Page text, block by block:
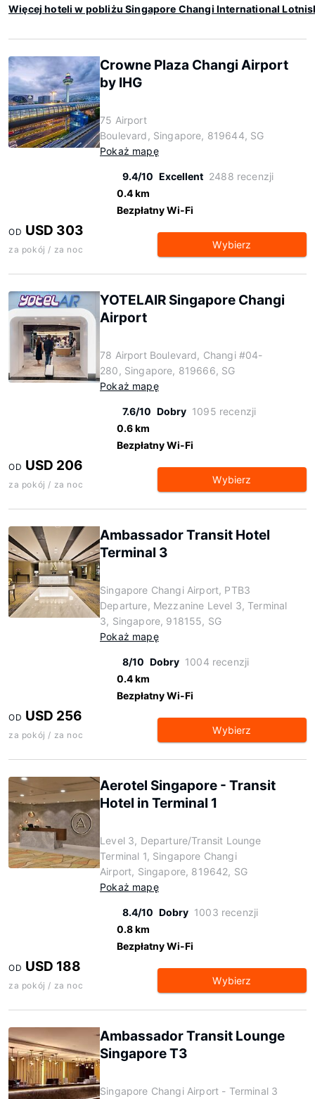
Więcej hoteli w pobliżu Singapore Changi International
Crowne Plaza Changi Airport
by IHG
75 Airport
Boulevard, Singapore, 819644, SG
Pokaż mapę
9.4/10 Excellent 2488 recenzji
0.4 km
Bezpłatny Wi-Fi
OD USD 303
za pokój / za noc Wybierz
YOTELAIR Singapore Changi
Airport
78 Airport Boulevard, Changi #04-
280, Singapore, 819666, SG
Pokaż mapę
7.6/10 Dobry 1095 recenzji
0.6 km
Bezpłatny Wi-Fi
OD USD 206
za pokój / za noc Wybierz
Ambassador Transit Hotel
Terminal 3
Singapore Changi Airport, PTB3
Departure, Mezzanine Level 3, Terminal
3, Singapore, 918155, SG
Pokaż mapę
8/10 Dobry 1004 recenzji
0.4 km
Bezpłatny Wi-Fi
OD USD 256
za pokój / za noc Wybierz
Aerotel Singapore - Transit
Hotel in Terminal 1
Level 3, Departure/Transit Lounge
Terminal 1, Singapore Changi
Airport, Singapore, 819642, SG
Pokaż mapę
8.4/10 Dobry 1003 recenzji
0.8 km
Bezpłatny Wi-Fi
OD USD 188
za pokój / za noc Wybierz
Ambassador Transit Lounge
Singapore T3
Singapore Changi Airport - Terminal 3